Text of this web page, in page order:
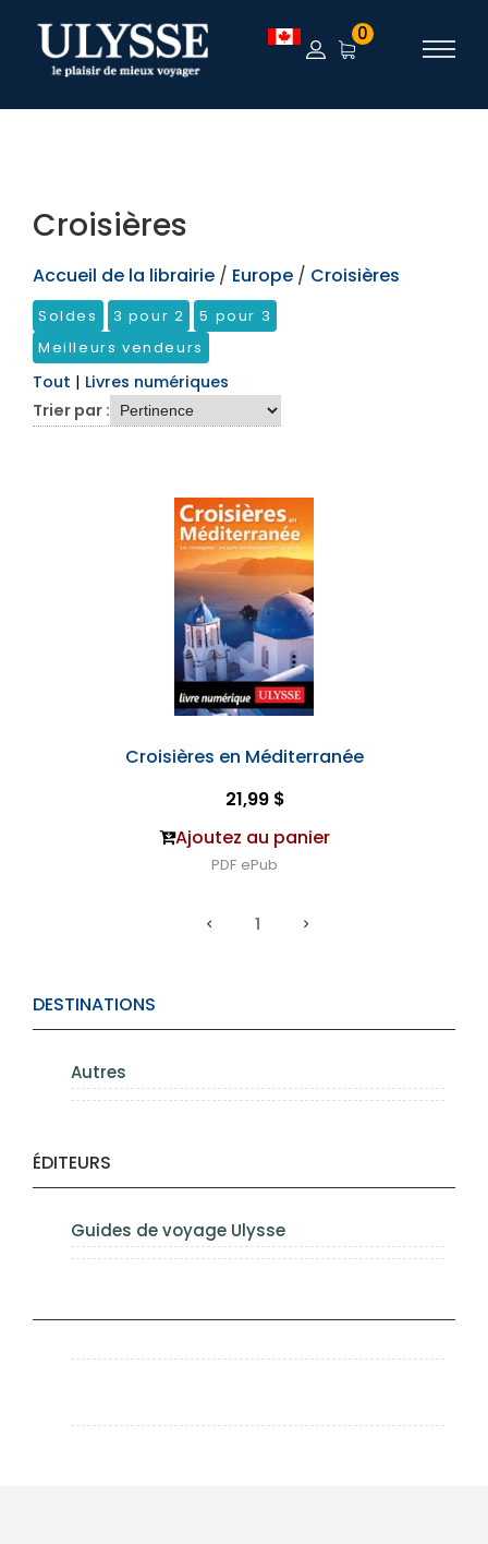
TEST 0
DESTINATIONS
Autres
ÉDITEURS
Guides de voyage Ulysse
Croisières
Accueil de la librairie / Europe / Croisières
Soldes 3 pour 2
5 pour 3
Meilleurs vendeurs
Tout | Livres numériques
Trier par :
Croisières en Méditerranée
21,99 $
Ajoutez au panier
PDF ePub
1